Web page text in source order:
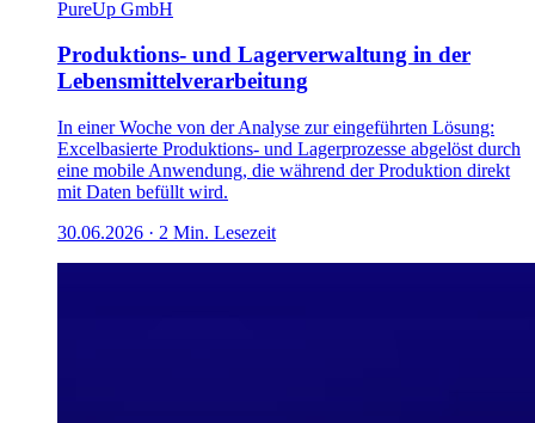
PureUp GmbH
Produktions- und Lagerverwaltung in der
Lebensmittelverarbeitung
In einer Woche von der Analyse zur eingeführten Lösung:
Excelbasierte Produktions- und Lagerprozesse abgelöst durch
eine mobile Anwendung, die während der Produktion direkt
mit Daten befüllt wird.
30.06.2026 · 2 Min. Lesezeit